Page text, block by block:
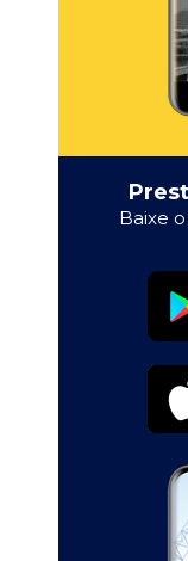
Baixe o